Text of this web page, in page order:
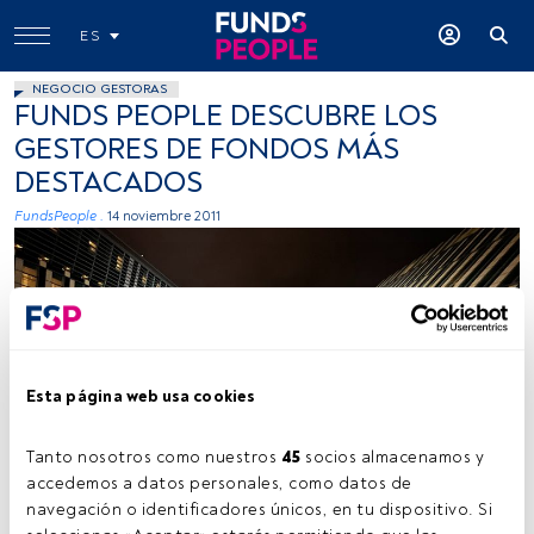
Esta página web usa cookies
Tanto nosotros como nuestros 45 socios almacenamos y
accedemos a datos personales, como datos de
navegación o identificadores únicos, en tu dispositivo. Si
ES
NEGOCIO GESTORAS
FUNDS PEOPLE DESCUBRE LOS
GESTORES DE FONDOS MÁS
DESTACADOS
FundsPeople . 14 noviembre 2011
Tiempo lectura: 1 min.